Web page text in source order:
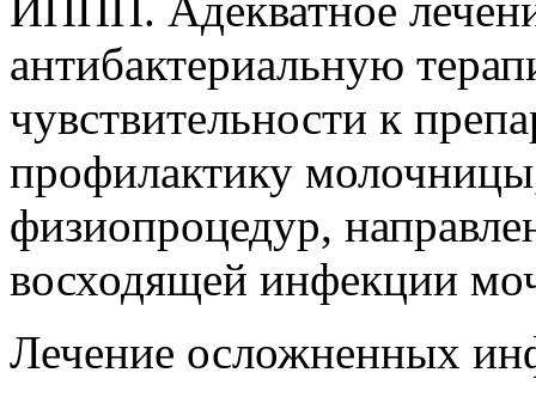
антибактериальную
чувствительности к
профилактику
физиопроцедур,
восходящей инфекции
Лечение осложненных